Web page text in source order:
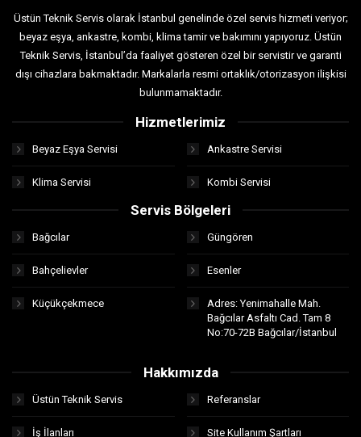
Üstün Teknik Servis olarak İstanbul genelinde özel servis hizmeti veriyor;
beyaz eşya, ankastre, kombi, klima tamir ve bakımını yapıyoruz. Üstün
Teknik Servis, İstanbul’da faaliyet gösteren özel bir servistir ve garanti
dışı cihazlara bakmaktadır. Markalarla resmi ortaklık/otorizasyon ilişkisi
bulunmamaktadır.
Hizmetlerimiz
Beyaz Eşya Servisi Ankastre Servisi
Klima Servisi Kombi Servisi
Servis Bölgeleri
Bağcılar Güngören
Bahçelievler Esenler
Küçükçekmece
Adres: Yenimahalle Mah.
Bağcılar Asfaltı Cad. Tam 8
No:70-72B Bağcılar/İstanbul
Hakkımızda
Üstün Teknik Servis Referanslar
İş İlanları Site Kullanım Şartları